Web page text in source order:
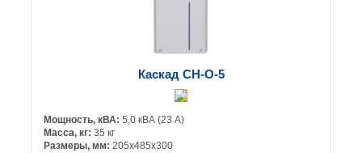
Каскад СН-О-5
Мощность, кВА: 5,0 кВА (23 А)
Масса, кг: 35 кг
Размеры, мм: 205х485х300